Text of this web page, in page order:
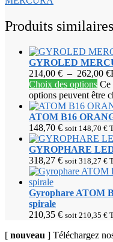
Produits similaires
GYROLED
214,00 € – 262,00 €
Choix des options Ce
options peuvent être
ATOM B16
148,70 € soit 148,70 €
GYROPHARE
318,27 € soit 318,27 €
Gyrophare ATOM
spirale
210,35 € soit 210,35 €
[ nouveau ] Téléchargez